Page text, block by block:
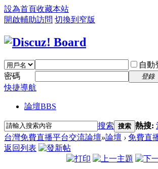
設為首頁收藏本站
開啟輔助訪問 切換到窄版
自動
密碼
登錄
快捷導航
論壇BBS
搜索 搜索 熱搜:
台灣免費直播平台交流論壇»論壇 › 免費直
返回列表